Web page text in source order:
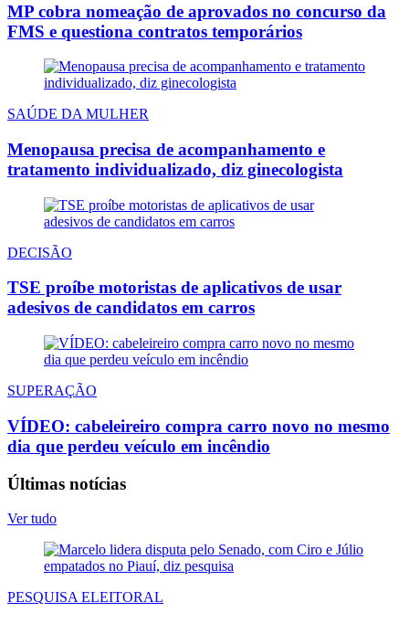
MP cobra nomeação de aprovados no concurso da
FMS e questiona contratos temporários
SAÚDE DA MULHER
Menopausa precisa de acompanhamento e
tratamento individualizado, diz ginecologista
DECISÃO
TSE proíbe motoristas de aplicativos de usar
adesivos de candidatos em carros
SUPERAÇÃO
VÍDEO: cabeleireiro compra carro novo no mesmo
dia que perdeu veículo em incêndio
Últimas notícias
Ver tudo
PESQUISA ELEITORAL